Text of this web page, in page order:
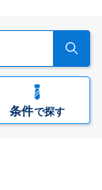
条件で探す